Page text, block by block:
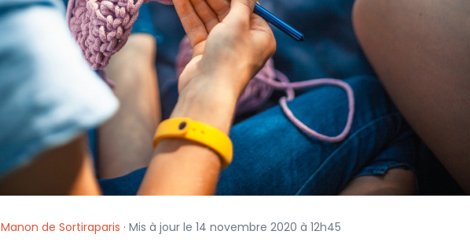
Manon de Sortiraparis · Mis à jour le 14 novembre 2020 à 12h45